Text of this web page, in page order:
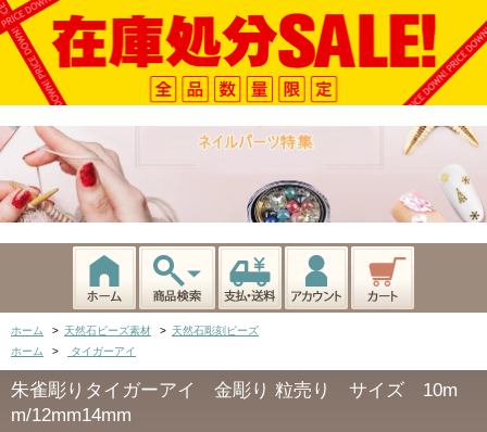
ホーム > 天然石ビーズ素材 > 天然石彫刻ビーズ
ホーム
> タイガーアイ
朱雀彫りタイガーアイ 金彫り 粒売り サイズ 10m
m/12mm14mm